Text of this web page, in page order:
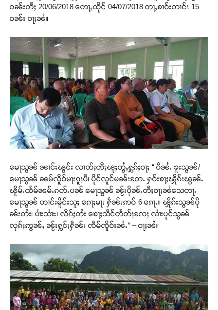
ဝၼ်းတီႈ 20/06/2018 တေႃႇထိုင် 04/07/2018 တႃႇၶၢဝ်းတၢင်း 15
ဝၼ်း ဝႃႈၼႆ။
မေႃသွၼ် ၼၢင်းၽွင်း လၢတ်ႈတီႈၽူႈတွႆႇႁွၵ်ႈဝႃႈ “ ပီၼႆႉ ၶူးသွၼ်/
မေႃသွၼ် ၼမ်လိူဝ်မႃးၵူႈပီ၊ ပိူင်လူင်မၼ်းတႄႉ ႁဝ်းၶႃႈၾိုၵ်းၽွၼ်ႉ
ၽိူမ်ႉထႅမ်ၼမ်ႉၵတ်ႉပၼ် မေႃသွၼ် ၼႂ်းပိုၼ်ႉတီႈဝႃႈၼႆသေတႃႉ
မေႃသွၼ် တၢင်းမိူင်းသူႈ ၵေႃႈမႃး ႁဵၼ်းဢဝ် 6 ၵေႃႉ။ ၾိုၵ်းသွၼ်ပို
ၼ်းတႆး၊ ပၢႆးသၢႆႊ၊ လိၵ်ႈတႆး ၶေႃႈသဵင်တႅတ်ႈလႄႈ လၢႆးပူင်သွၼ်
လုၵ်ႈဢွၼ်ႇ ၼႂ်းႁွင်ႈႁဵၼ်း ၸဵမ်ၸိူဝ်းၼႆႉ” – ဝႃႈၼႆ။